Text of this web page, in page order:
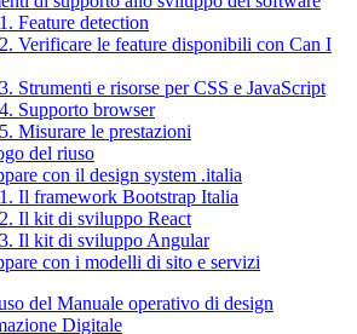
Feature detection
Verificare le feature disponibili con Can I
Strumenti e risorse per CSS e JavaScript
Supporto browser
Misurare le prestazioni
del riuso
con il design system .italia
Il framework Bootstrap Italia
Il kit di sviluppo React
Il kit di sviluppo Angular
con i modelli di sito e servizi
del Manuale operativo di design